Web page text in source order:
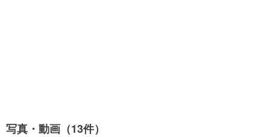
写真・動画（13件）